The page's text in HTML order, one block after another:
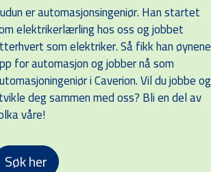
er automasjonsingeniør. Han startet
elektrikerlærling hos oss og jobbet
som elektriker. Så fikk han øynene
for automasjon og jobber nå som
i Caverion. Vil du jobbe og
deg sammen med oss? Bli en del av
våre!
Søk her